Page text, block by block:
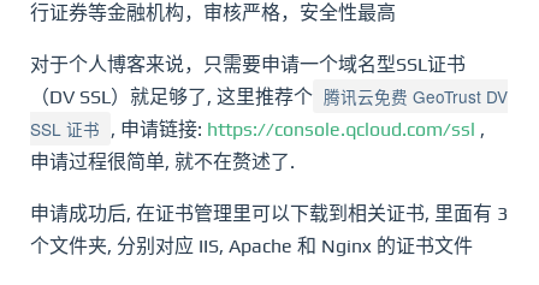
行证券等金融机构，审核严格，安全性最高
对于个人博客来说，只需要申请一个域名型SSL证书
（DV SSL）就足够了, 这里推荐个 腾讯云免费 GeoTrust DV
SSL 证书 , 申请链接: https://console.qcloud.com/ssl ,
申请过程很简单, 就不在赘述了.
申请成功后, 在证书管理里可以下载到相关证书, 里面有 3
个文件夹, 分别对应 IIS, Apache 和 Nginx 的证书文件